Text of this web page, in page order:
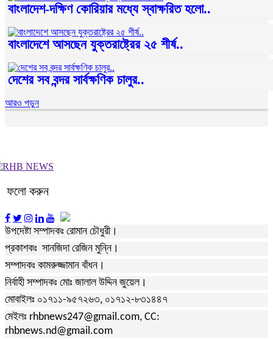
বাংলাদেশ-দক্ষিণ কোরিয়ার মধ্যে স্বাক্ষরিত হলো..
বাংলাদেশে আসছেন যুক্তরাষ্ট্রের ২৫ শীর্ষ..
দেশের সব বন্দর সার্বক্ষণিক চালুর..
আরও পড়ুন
ফলো করুন
উপদেষ্টা সম্পাদকঃ রোমান চৌধুরী।
প্রকাশকঃ সানজিদা রেজিন মুন্নি।
সম্পাদকঃ কামরুজ্জামান বাঁধন।
নির্বাহী সম্পাদকঃ মোঃ জালাল উদ্দিন জুয়েল।
মোবাইলঃ ০১৭১১-৯৫৭২৬৩, ০১৭১২-৮৩১৪৪৭
মেইলঃ rhbnews247@gmail.com, CC:
rhbnews.nd@gmail.com